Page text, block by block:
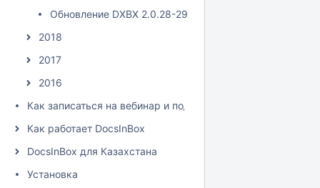
Обновление DXBX 2.0.28-29
2018
2017
2016
Как записаться на вебинар и подписаться на рассылку
Как работает DocsInBox
DocsInBox для Казахстана
Установка